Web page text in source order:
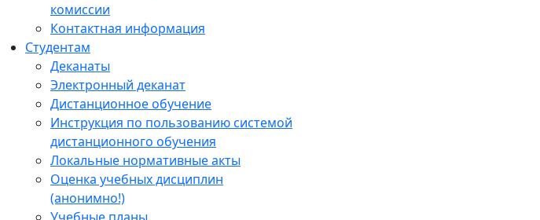
комиссии
Контактная информация
Студентам
Деканаты
Электронный деканат
Дистанционное обучение
Инструкция по пользованию системой
дистанционного обучения
Локальные нормативные акты
Оценка учебных дисциплин
(анонимно!)